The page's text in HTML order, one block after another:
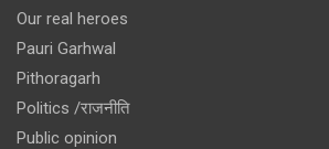
Our real heroes
Pauri Garhwal
Pithoragarh
Politics /राजनीति
Public opinion